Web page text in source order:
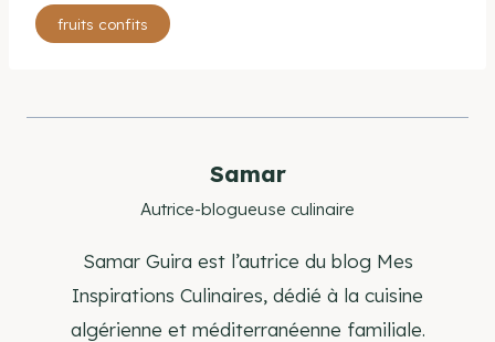
Étiquettes
de
publication :
fruits confits
Samar
Autrice-blogueuse culinaire
Samar Guira est l’autrice du blog Mes
Inspirations Culinaires, dédié à la cuisine
algérienne et méditerranéenne familiale.